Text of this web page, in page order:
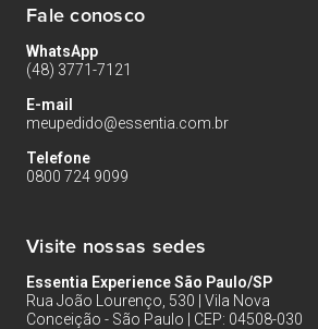
Fale conosco
WhatsApp
(48) 3771-7121
E-mail
meupedido@essentia.com.br
Telefone
0800 724 9099
Visite nossas sedes
Essentia Experience São Paulo/SP
Rua João Lourenço, 530 | Vila Nova
Conceição - São Paulo | CEP: 04508-030